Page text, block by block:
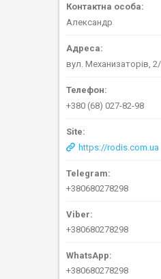
Александр
вул. Механизаторів, 2/
+380 (68) 027-82-98
https://rodis.com.ua
+380680278298
+380680278298
+380680278298